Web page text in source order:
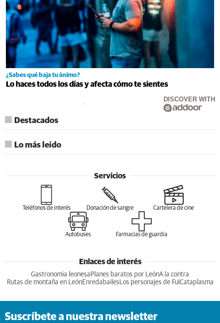
¿Sabes qué baja tu ánimo?
Lo haces todos los días y afecta cómo te sientes
DISCOVER WITH
Destacados
Lo más leído
Servicios
Teléfonos de interés Donación de sangre Cartelera de cine
Autobuses Farmacias de guardia
Enlaces de interés
Gastronomia leonesa Planes baratos por LeónA la contra
Rutas de montaña en LeónEnredabailesLos personajes de Ful Cataplasma
Suscríbete a nuestra newsletter